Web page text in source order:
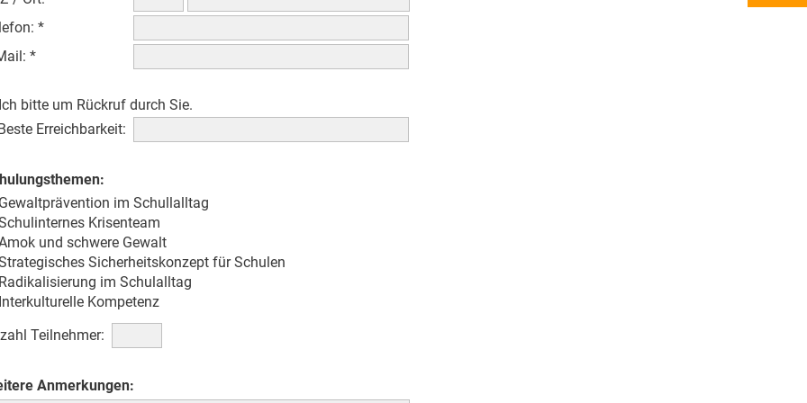
*
*
bitte um Rückruf durch Sie.
Erreichbarkeit:
im Schullalltag
Krisenteam
und schwere Gewalt
Sicherheitskonzept für Schulen
im Schulalltag
Kompetenz
Teilnehmer:
Anmerkungen: